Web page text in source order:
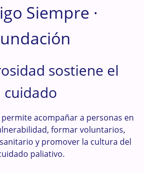
Siempre ·
sostiene el
cuidado
acompañar a personas en
formar voluntarios,
y promover la cultura del
paliativo.